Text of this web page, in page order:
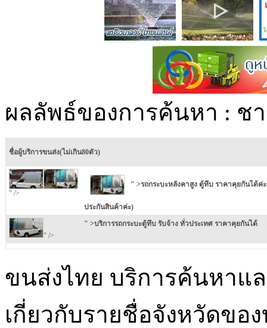
ผลลัพธ์ของการค้นหา : ช
ชื่อผู้บริการขนส่ง(ไม่เกิน80ตัว)
" />
" >รถกระบะหลังคาสูง ตู้ทึบ ราคาคุยกันได้ค่
ประกันสินค้าค่ะ)
" />
" >บริการรถกระบะตู้ทึบ รับจ้าง ทั่วประเทศ ราคาคุยกันได้
ขนส่งไทย บริการค้นหาแ
เกี่ยวกับรายชื่อจังหวัดขอ